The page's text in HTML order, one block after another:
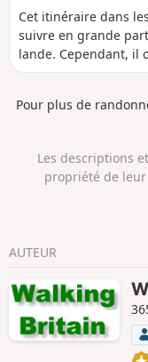
Cet itinéraire dans
suivre en grande
lande. Cependant, il
Rosedale, les Fryup
Pour plus de
Les descriptions
propriété de leur
AUTEUR